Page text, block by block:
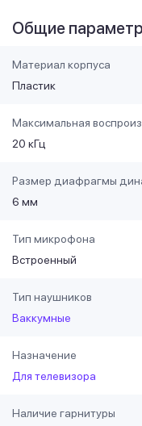
Общие
Материал корпуса
Пластик
Максимальная
20 кГц
Размер диафрагмы
6 мм
Тип микрофона
Встроенный
Тип наушников
Ваккумные
Назначение
Для телевизора
Наличие гарнитуры